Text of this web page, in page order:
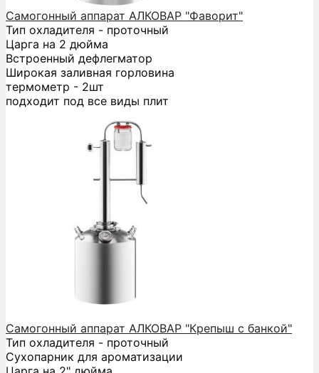
Самогонный аппарат АЛКОВАР "Фаворит"
Тип охладителя - проточный
Царга на 2 дюйма
Встроенный дефлегматор
Широкая заливная горловина
термометр - 2шт
подходит под все виды плит
Самогонный аппарат АЛКОВАР "Крепыш с банкой"
Тип охладителя - проточный
Сухопарник для ароматизации